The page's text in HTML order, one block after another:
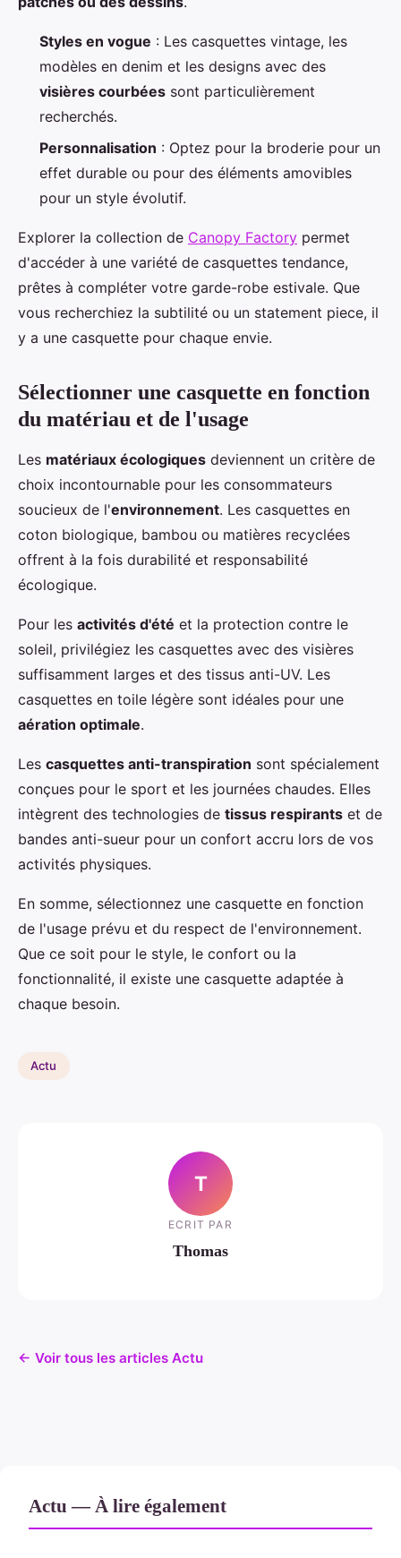
Styles en vogue : Les casquettes vintage, les
modèles en denim et les designs avec des
visières courbées sont particulièrement
recherchés.
Personnalisation : Optez pour la broderie pour un
effet durable ou pour des éléments amovibles
pour un style évolutif.
Explorer la collection de Canopy Factory permet
d'accéder à une variété de casquettes tendance,
prêtes à compléter votre garde-robe estivale. Que
vous recherchiez la subtilité ou un statement piece, il
y a une casquette pour chaque envie.
Sélectionner une casquette en fonction
du matériau et de l'usage
Les matériaux écologiques deviennent un critère de
choix incontournable pour les consommateurs
soucieux de l'environnement. Les casquettes en
coton biologique, bambou ou matières recyclées
offrent à la fois durabilité et responsabilité
écologique.
Pour les activités d'été et la protection contre le
soleil, privilégiez les casquettes avec des visières
suffisamment larges et des tissus anti-UV. Les
casquettes en toile légère sont idéales pour une
aération optimale.
Les casquettes anti-transpiration sont spécialement
conçues pour le sport et les journées chaudes. Elles
intègrent des technologies de tissus respirants et de
bandes anti-sueur pour un confort accru lors de vos
activités physiques.
En somme, sélectionnez une casquette en fonction
de l'usage prévu et du respect de l'environnement.
Que ce soit pour le style, le confort ou la
fonctionnalité, il existe une casquette adaptée à
chaque besoin.
Actu
T
ECRIT PAR
Thomas
← Voir tous les articles Actu
Actu — À lire également